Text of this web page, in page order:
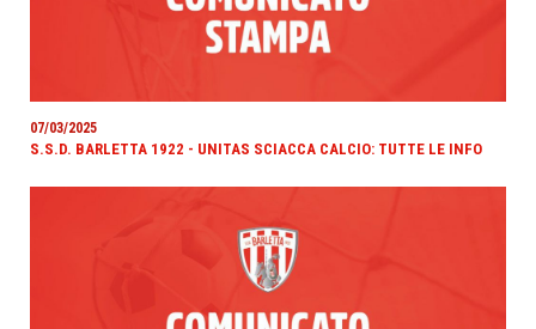
07/03/2025
S.S.D. BARLETTA 1922 - UNITAS SCIACCA CALCIO: TUTTE LE INFO